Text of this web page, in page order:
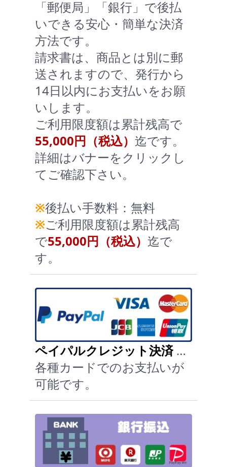
「郵便局」「銀行」で後払
いできる安心・簡単な決済
方法です。
請求書は、商品とは別に郵
送されますので、発行から
14日以内にお支払いをお願
いします。
ご利用限度額は累計残高で
55,000円（税込） 迄です。
詳細はバナーをクリックし
てご確認下さい。
※後払い手数料：無料
※ご利用限度額は累計残高
で55,000円（税込） 迄で
す。
ペイパルクレジット決済…
各種カードでのお支払いが
可能です。